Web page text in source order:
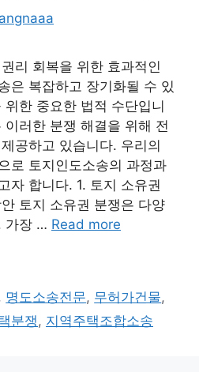
리 회복을 위한 효과적인
은 복잡하고 장기화될 수 있
한 중요한 법적 수단입니
러한 분쟁 해결을 위해 전
공하고 있습니다. 우리의
로 토지인도소송의 과정과
자 합니다. 1. 토지 소유권
토지 소유권 분쟁은 다양
가장 … Read more
, 명도소송전문, 무허가건물,
분쟁 , 지역주택조합소송